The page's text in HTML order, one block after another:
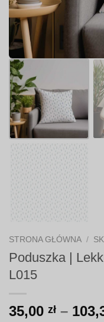
STRONA GŁÓWNA /
Poduszka |
L015
35,00 zł –